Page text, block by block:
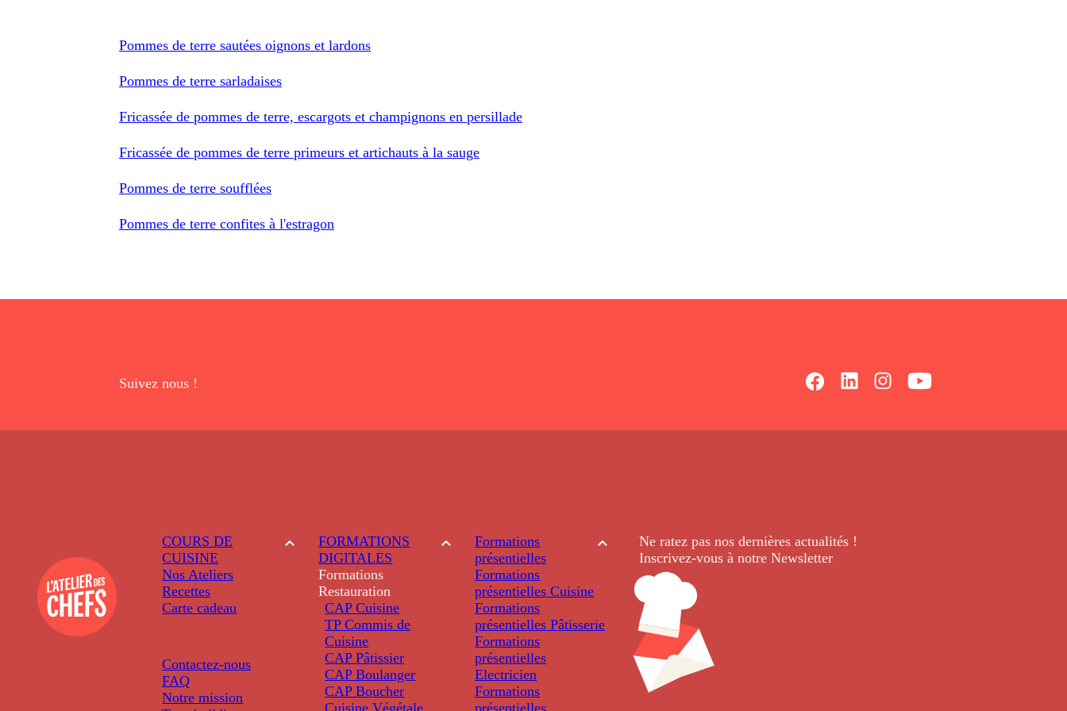
Pommes de terre sautées oignons et lardons
Pommes de terre sarladaises
Fricassée de pommes de terre, escargots et champignons en persillade
Fricassée de pommes de terre primeurs et artichauts à la sauge
Pommes de terre soufflées
Pommes de terre confites à l'estragon
Suivez nous !
COURS DE
CUISINE
Nos Ateliers
Recettes
Carte cadeau
Contactez-nous
FAQ
Notre mission
FORMATIONS
DIGITALES
Formations
Restauration
CAP Cuisine
TP Commis de
Cuisine
CAP Pâtissier
CAP Boulanger
CAP Boucher
Cuisine Végétale
Formations
présentielles
Formations
présentielles Cuisine
Formations
présentielles Pâtisserie
Formations
présentielles
Electricien
Formations
présentielles
Ne ratez pas nos dernièresactualités !
Inscrivez-vous à notre Newsletter.